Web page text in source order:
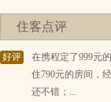
住客点评
好评
在携程定了999元
住790元的房间，
还不错；...